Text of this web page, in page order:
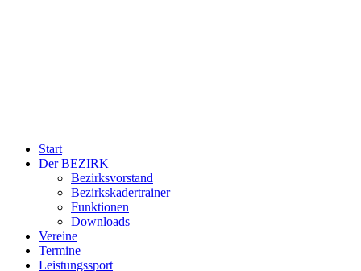
Start
Der BEZIRK
Bezirksvorstand
Bezirkskadertrainer
Funktionen
Downloads
Vereine
Termine
Leistungssport